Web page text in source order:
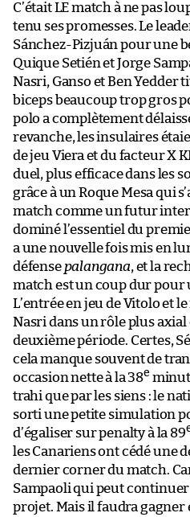
C’était LE match à ne pas
tenu ses promesses. Le
Sánchez-Pizjuán pour une
Quique Setién et Jorge
Nasri, Ganso et Ben Yedder
biceps beaucoup trop gros
polo a complètement
revanche, les insulaires
de jeu Viera et du facteur X
duel, plus efficace dans les
grâce à un Roque Mesa qui
match comme un futur
dominé l’essentiel du
a une nouvelle fois mis en
défense palangana, et la
match est un coup dur pour
L’entrée en jeu de Vitolo et
Nasri dans un rôle plus
deuxième période. Certes,
cela manque souvent de
occasion nette à la 38e
trahi que par les siens : le
sorti une petite simulation
d’égaliser sur penalty à la 89
les Canariens ont cédé une
dernier corner du match.
Sampaoli qui peut
projet. Mais il faudra gagner